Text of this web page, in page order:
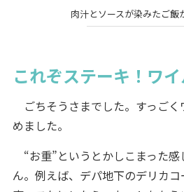
肉汁とソースが染みたご飯
これぞステーキ！ワイ
ごちそうさまでした。すっごく
めました。
“お重”というとかしこまった
ん。例えば、デパ地下のデリカ